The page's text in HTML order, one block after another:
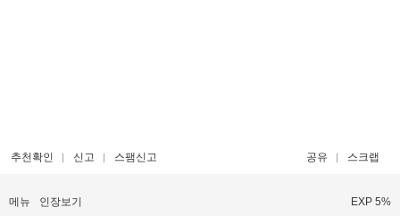
추천확인 신고 스팸신고 공유 스크랩
메뉴 인장보기 EXP 5%